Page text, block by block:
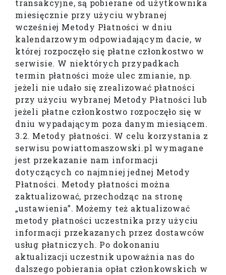
transakcyjne, są pobierane od użytkownika
miesięcznie przy użyciu wybranej
wcześniej Metody Płatności w dniu
kalendarzowym odpowiadającym dacie, w
której rozpoczęło się płatne członkostwo w
serwisie. W niektórych przypadkach
termin płatności może ulec zmianie, np.
jeżeli nie udało się zrealizować płatności
przy użyciu wybranej Metody Płatności lub
jeżeli płatne członkostwo rozpoczęło się w
dniu wypadającym poza danym miesiącem.
3.2. Metody płatności. W celu korzystania z
serwisu powiattomaszowski.pl wymagane
jest przekazanie nam informacji
dotyczących co najmniej jednej Metody
Płatności. Metody płatności można
zaktualizować, przechodząc na stronę
„ustawienia”. Możemy też aktualizować
metody płatności uczestnika przy użyciu
informacji przekazanych przez dostawców
usług płatniczych. Po dokonaniu
aktualizacji uczestnik upoważnia nas do
dalszego pobierania opłat członkowskich w